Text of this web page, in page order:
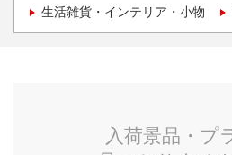
生活雑貨・インテリア・小物